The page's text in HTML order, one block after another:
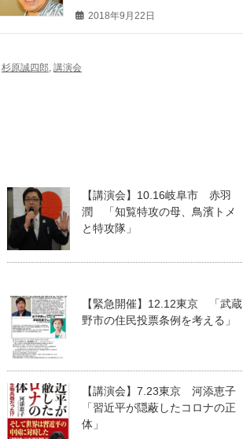
2018年9月22日
杉原誠四郎, 講演会
【講演会】10.16岐阜市 赤羽
潤 「知覧特攻の母、鳥濱トメ
と特攻隊」
【緊急開催】12.12東京 「武蔵
野市の住民投票条例を考える」
【講演会】7.23東京 河添恵子
「習近平が隠蔽したコロナの正
体」